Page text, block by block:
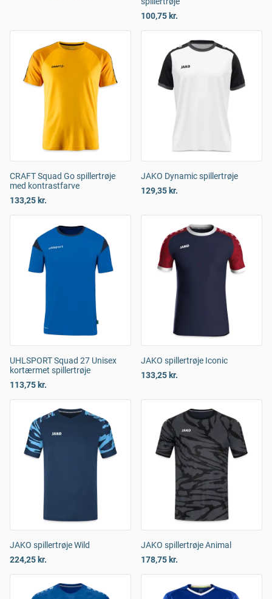
100,75 kr.
CRAFT Squad Go spillertrøje
med kontrastfarve
133,25 kr.
JAKO Dynamic spillertrøje
129,35 kr.
UHLSPORT Squad 27 Unisex
kortærmet spillertrøje
113,75 kr.
JAKO spillertrøje Iconic
133,25 kr.
JAKO spillertrøje Wild
224,25 kr.
JAKO spillertrøje Animal
178,75 kr.